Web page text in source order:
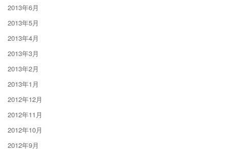
2013年6月
2013年5月
2013年4月
2013年3月
2013年2月
2013年1月
2012年12月
2012年11月
2012年10月
2012年9月